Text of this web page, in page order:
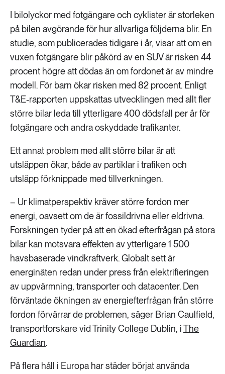
I bilolyckor med fotgängare och cyklister är storleken
på bilen avgörande för hur allvarliga följderna blir. En
studie, som publicerades tidigare i år, visar att om en
vuxen fotgängare blir påkörd av en SUV är risken 44
procent högre att dödas än om fordonet är av mindre
modell. För barn ökar risken med 82 procent. Enligt
T&E-rapporten uppskattas utvecklingen med allt fler
större bilar leda till ytterligare 400 dödsfall per år för
fotgängare och andra oskyddade trafikanter.
Ett annat problem med allt större bilar är att
utsläppen ökar, både av partiklar i trafiken och
utsläpp förknippade med tillverkningen.
– Ur klimatperspektiv kräver större fordon mer
energi, oavsett om de är fossildrivna eller eldrivna.
Forskningen tyder på att en ökad efterfrågan på stora
bilar kan motsvara effekten av ytterligare 1 500
havsbaserade vindkraftverk. Globalt sett är
energinäten redan under press från elektrifieringen
av uppvärmning, transporter och datacenter. Den
förväntade ökningen av energiefterfrågan från större
fordon förvärrar de problemen, säger Brian Caulfield,
transportforskare vid Trinity College Dublin, iThe
Guardian.
På flera håll i Europa har städer börjat använda